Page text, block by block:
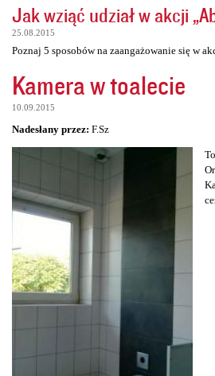
Jak wziąć udział w akcji
25.08.2015
Poznaj 5 sposobów na zaangażowanie się w
Kamera w toalecie
10.09.2015
Nadesłany przez: F.Sz